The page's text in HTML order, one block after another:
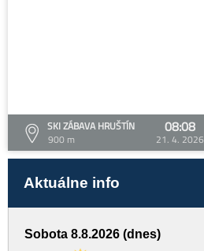
SKI ZÁBAVA HRUŠTÍN
900 m
08:08
21. 4. 2026
Aktuálne info
Sobota 8.8.2026 (dnes)